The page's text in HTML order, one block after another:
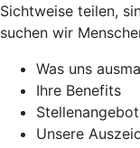
Sichtweise teilen,
suchen wir
Was uns
Ihre Benefits
Unsere